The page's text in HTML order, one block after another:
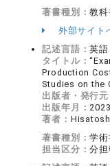
著書種別：教
外部サイト
記述言語：英語
タイトル：
Production
Studies on the
出版者・発行元
出版年月：
著者：
著書種別：学術
担当区分：分